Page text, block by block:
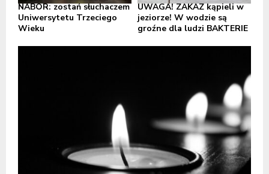
NABÓR: zostań słuchaczem
Uniwersytetu Trzeciego
Wieku
UWAGA! ZAKAZ kąpieli w
jeziorze! W wodzie są
groźne dla ludzi BAKTERIE